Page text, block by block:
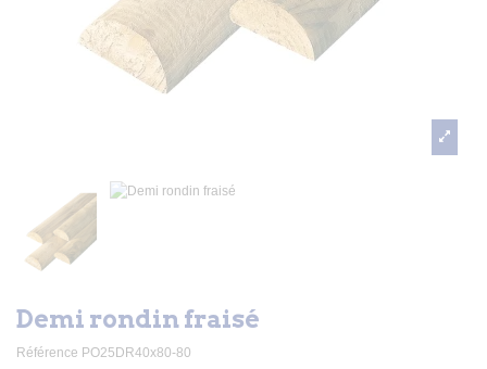
Demi rondin fraisé
Référence PO25DR40x80-80